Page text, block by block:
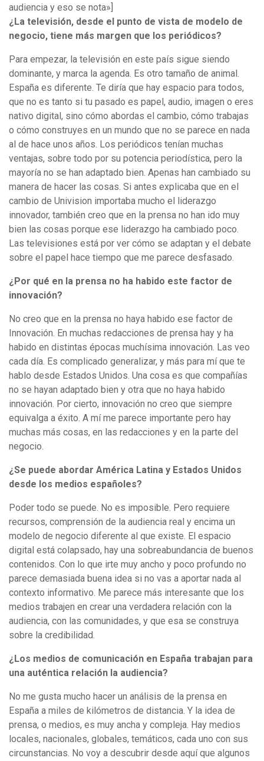
audiencia y eso se nota»]
¿La televisión, desde el punto de vista de modelo de
negocio, tiene más margen que los periódicos?
Para empezar, la televisión en este país sigue siendo
dominante, y marca la agenda. Es otro tamaño de animal.
España es diferente. Te diría que hay espacio para todos,
que no es tanto si tu pasado es papel, audio, imagen o eres
nativo digital, sino cómo abordas el cambio, cómo trabajas
o cómo construyes en un mundo que no se parece en nada
al de hace unos años. Los periódicos tenían muchas
ventajas, sobre todo por su potencia periodística, pero la
mayoría no se han adaptado bien. Apenas han cambiado su
manera de hacer las cosas. Si antes explicaba que en el
cambio de Univision importaba mucho el liderazgo
innovador, también creo que en la prensa no han ido muy
bien las cosas porque ese liderazgo ha cambiado poco.
Las televisiones está por ver cómo se adaptan y el debate
sobre el papel hace tiempo que me parece desfasado.
¿Por qué en la prensa no ha habido este factor de
innovación?
No creo que en la prensa no haya habido ese factor de
Innovación. En muchas redacciones de prensa hay y ha
habido en distintas épocas muchísima innovación. Las veo
cada día. Es complicado generalizar, y más para mí que te
hablo desde Estados Unidos. Una cosa es que compañías
no se hayan adaptado bien y otra que no haya habido
innovación. Por cierto, innovación no creo que siempre
equivalga a éxito. A mí me parece importante pero hay
muchas más cosas, en las redacciones y en la parte del
negocio.
¿Se puede abordar América Latina y Estados Unidos
desde los medios españoles?
Poder todo se puede. No es imposible. Pero requiere
recursos, comprensión de la audiencia real y encima un
modelo de negocio diferente al que existe. El espacio
digital está colapsado, hay una sobreabundancia de buenos
contenidos. Con lo que irte muy ancho y poco profundo no
parece demasiada buena idea si no vas a aportar nada al
contexto informativo. Me parece más interesante que los
medios trabajen en crear una verdadera relación con la
audiencia, con las comunidades, y que esa se construya
sobre la credibilidad.
¿Los medios de comunicación en España trabajan para
una auténtica relación la audiencia?
No me gusta mucho hacer un análisis de la prensa en
España a miles de kilómetros de distancia. Y la idea de
prensa, o medios, es muy ancha y compleja. Hay medios
locales, nacionales, globales, temáticos, cada uno con sus
circunstancias. No voy a descubrir desde aquí que algunos